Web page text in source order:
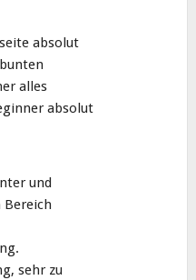
absolut
alles
absolut
und
Bereich
sehr zu